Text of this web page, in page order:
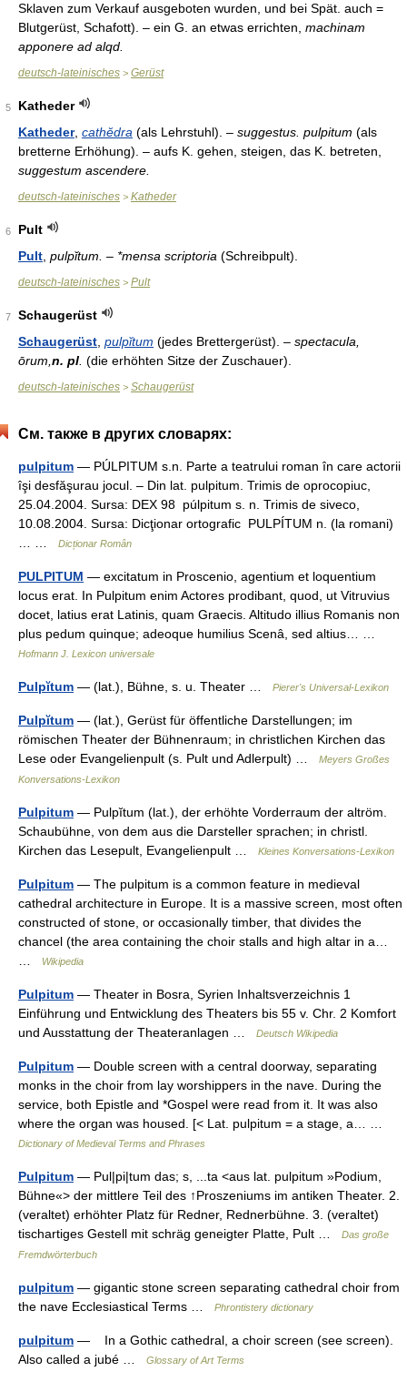
Sklaven zum Verkauf ausgeboten wurden, und bei Spät. auch =
Blutgerüst, Schafott). – ein G. an etwas errichten, machinam
apponere ad alqd.
deutsch-lateinisches > Gerüst
5
Katheder
Katheder, cathĕdra (als Lehrstuhl). – suggestus. pulpitum (als
bretterne Erhöhung). – aufs K. gehen, steigen, das K. betreten,
suggestum ascendere.
deutsch-lateinisches > Katheder
6
Pult
Pult pulpĭtum. – *mensa scriptoria (Schreibpult).
deutsch-lateinisches > Pult
7
Schaugerüst
Schaugerüst pulpĭtum (jedes Brettergerüst). – spectacula,
ōrum, n. pl (die erhöhten Sitze der Zuschauer).
deutsch-lateinisches > Schaugerüst
См. также в других словарях:
pulpitum — PÚLPITUM s.n. Parte a teatrului roman în care actorii
îşi desfăşurau jocul. – Din lat. pulpitum. Trimis de oprocopiuc,
25.04.2004. Sursa: DEX 98 púlpitum s. n. Trimis de siveco,
10.08.2004. Sursa: Dicţionar ortografic PULPÍTUM n. (la romani)
Dicționar Român
PULPITUM — excitatum in Proscenio, agentium et loquentium
locus erat. In Pulpitum enim Actores prodibant, quod, ut Vitruvius
docet, latius erat Latinis, quam Graecis. Altitudo illius Romanis non
plus pedum quinque; adeoque humilius Scenâ, sed altius… …
Hofmann J. Lexicon universale
Pulpĭtum — (lat.), Bühne, s. u. Theater … Pierer's Universal-Lexikon
Pulpĭtum — (lat.), Gerüst für öffentliche Darstellungen; im
römischen Theater der Bühnenraum; in christlichen Kirchen das
Lese oder Evangelienpult (s. Pult und Adlerpult) …
Meyers Großes
Konversations-Lexikon
Pulpitum — Pulpĭtum (lat.), der erhöhte Vorderraum der altröm.
Schaubühne, von dem aus die Darsteller sprachen; in christl.
Kirchen das Lesepult, Evangelienpult …
Kleines Konversations-Lexikon
Pulpitum — The pulpitum is a common feature in medieval
cathedral architecture in Europe. It is a massive screen, most often
constructed of stone, or occasionally timber, that divides the
chancel (the area containing the choir stalls and high altar in a…
Wikipedia
Pulpitum — Theater in Bosra, Syrien Inhaltsverzeichnis 1
Einführung und Entwicklung des Theaters bis 55 v. Chr. 2 Komfort
und Ausstattung der Theateranlagen …
Deutsch Wikipedia
Pulpitum — Double screen with a central doorway, separating
monks in the choir from lay worshippers in the nave. During the
service, both Epistle and *Gospel were read from it. It was also
where the organ was housed. [< Lat. pulpitum = a stage, a… …
Dictionary of Medieval Terms and Phrases
Pulpitum — Pul|pi|tum das; s, ...ta <aus lat. pulpitum »Podium,
Bühne«> der mittlere Teil des ↑Proszeniums im antiken Theater. 2.
(veraltet) erhöhter Platz für Redner, Rednerbühne. 3. (veraltet)
tischartiges Gestell mit schräg geneigter Platte, Pult …
Das große
Fremdwörterbuch
pulpitum — gigantic stone screen separating cathedral choir from
the nave Ecclesiastical Terms …
Phrontistery dictionary
pulpitum — In a Gothic cathedral, a choir screen (see screen).
Also called a jubé …
Glossary of Art Terms